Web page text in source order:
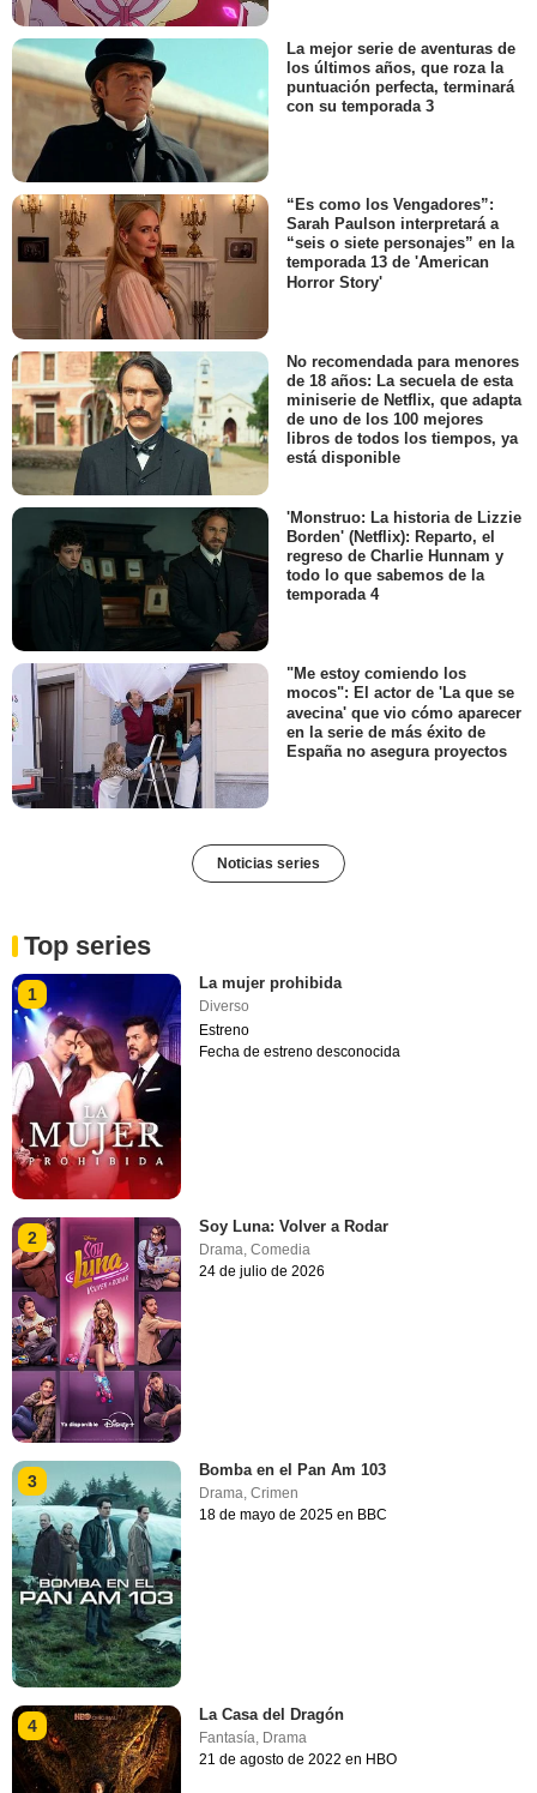
La mejor serie de aventuras de
los últimos años, que roza la
puntuación perfecta, terminará
con su temporada 3
“Es como los Vengadores”:
Sarah Paulson interpretará a
“seis o siete personajes” en la
temporada 13 de 'American
Horror Story'
No recomendada para menores
de 18 años: La secuela de esta
miniserie de Netflix, que adapta
de uno de los 100 mejores
libros de todos los tiempos, ya
está disponible
'Monstruo: La historia de Lizzie
Borden' (Netflix): Reparto, el
regreso de Charlie Hunnam y
todo lo que sabemos de la
temporada 4
"Me estoy comiendo los
mocos": El actor de 'La que se
avecina' que vio cómo aparecer
en la serie de más éxito de
España no asegura proyectos
Noticias series
Top series
1
La mujer prohibida
Diverso
Estreno
Fecha de estreno desconocida
2
Soy Luna: Volver a Rodar
Drama,Comedia
24 de julio de 2026
3
Bomba en el Pan Am 103
Drama,Crimen
18 de mayo de 2025 en BBC
4
La Casa del Dragón
Fantasía Drama
21 de agosto de 2022 en HBO